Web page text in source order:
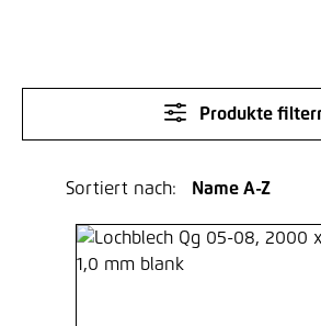
Produkte
Sortiert nach: